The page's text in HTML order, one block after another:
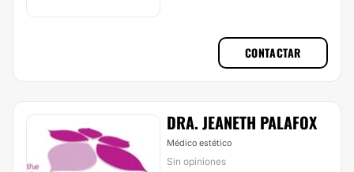
CONTACTAR
DRA. JEANETH PALAFOX
Médico estético
Sin opiniones